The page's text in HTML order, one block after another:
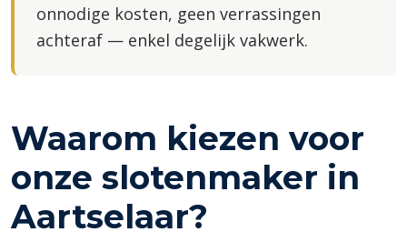
onnodige kosten, geen verrassingen
achteraf — enkel degelijk vakwerk.
Waarom kiezen voor
onze slotenmaker in
Aartselaar?